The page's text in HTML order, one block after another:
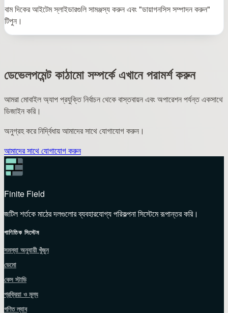
বাম দিকের আইটেম স্লাইডারগুলি সামঞ্জস্য করুন এবং "ডায়াগনসিস সম্পাদন করুন"
টিপুন।
ডেভেলপমেন্ট কাঠামো সম্পর্কে এখানে পরামর্শ করুন
আমরা মোবাইল অ্যাপ প্রযুক্তি নির্বাচন থেকে বাস্তবায়ন এবং অপারেশন পর্যন্ত একসাথে
ডিজাইন করি।
অনুগ্রহ করে নির্দ্বিধায় আমাদের সাথে যোগাযোগ করুন।
আমাদের সাথে যোগাযোগ করুন
Finite Field
জটিল শর্তকে মাঠের দলগুলোর ব্যবহারযোগ্য পরিকল্পনা সিস্টেমে রূপান্তর করি।
গাণিতিক সিস্টেম
সমস্যা অনুযায়ী খুঁজুন
ডেমো
কেস স্টাডি
প্রক্রিয়া ও মূল্য
গণিত ল্যাব